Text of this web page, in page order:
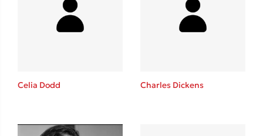
Παύλος Καστανάς
El Sombrero
Κατρίνα Τσάνταλη
Mimi Matthews
Celia Dodd Charles Dickens